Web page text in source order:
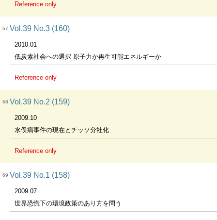
Reference only
67 Vol.39 No.3 (160)
2010.01
低炭素社会への選択 原子力か再生可能エネルギーか
Reference only
68 Vol.39 No.2 (159)
2009.10
水俣病事件の現在とチッソ分社化
Reference only
69 Vol.39 No.1 (158)
2009.07
世界恐慌下の環境政策のあり方を問う